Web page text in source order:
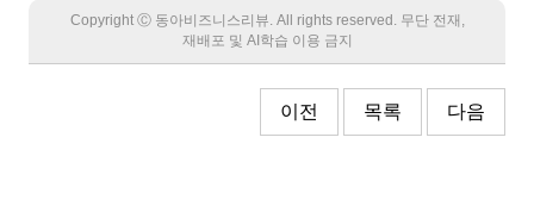
Copyright Ⓒ 동아비즈니스리뷰. All rights reserved. 무단 전재,
재배포 및 AI학습 이용 금지
이전 목록 다음